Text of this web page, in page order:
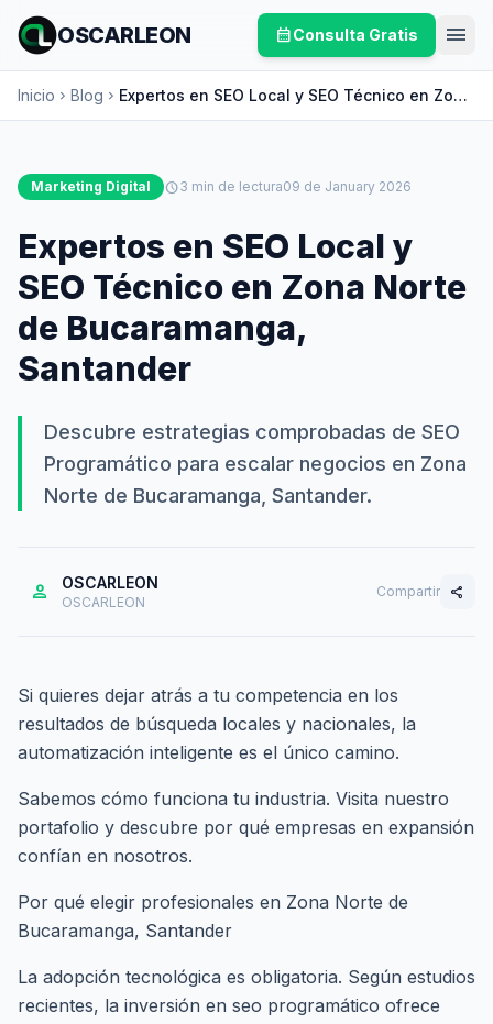
OSCARLEON calendar_monthConsulta Gratis menu
Inicio chevron_right Blog chevron_right Expertos en SEO Local y SEO Técnico en Zona
Norte de Bucaramanga, Santander
Marketing Digital schedule3 min de lectura09 de January 2026
Expertos en SEO Local y
SEO Técnico en Zona Norte
de Bucaramanga,
Santander
Descubre estrategias comprobadas de SEO
Programático para escalar negocios en Zona
Norte de Bucaramanga, Santander.
person OSCARLEON
OSCARLEON
Compartir share
Si quieres dejar atrás a tu competencia en los
resultados de búsqueda locales y nacionales, la
automatización inteligente es el único camino.
Sabemos cómo funciona tu industria. Visita nuestro
portafolio y descubre por qué empresas en expansión
confían en nosotros.
Por qué elegir profesionales en Zona Norte de
Bucaramanga, Santander
La adopción tecnológica es obligatoria. Según estudios
recientes, la inversión en seo programático ofrece